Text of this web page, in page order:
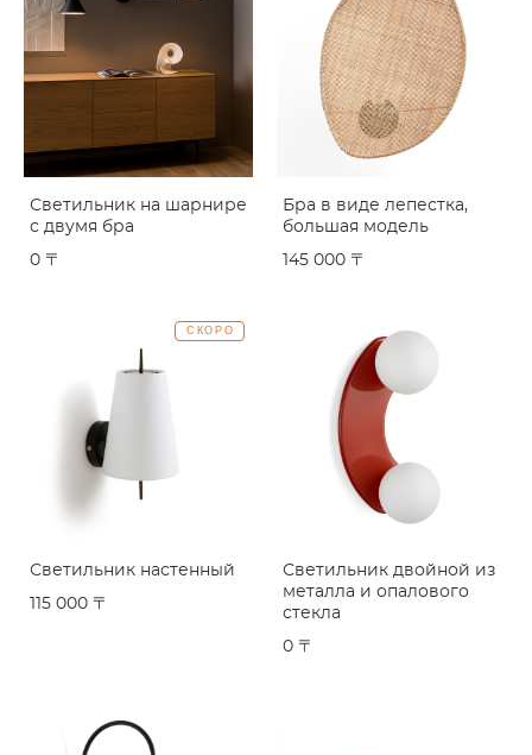
Светильник на шарнире
с двумя бра
0 〒
Бра в виде лепестка,
большая модель
145 000 〒
СКОРО
Светильник настенный
115 000 〒
Светильник двойной из
металла и опалового
стекла
0 〒